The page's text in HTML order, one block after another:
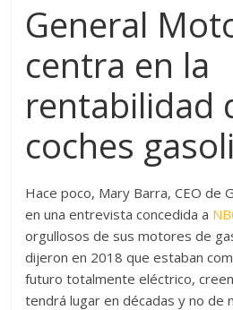
General
centra en la
rentabilidad
coches
Hace poco, Mary Barra, CEO de
en una entrevista concedida a
orgullosos de sus motores de
dijeron en 2018 que estaban
futuro totalmente eléctrico,
tendrá lugar en décadas y no de